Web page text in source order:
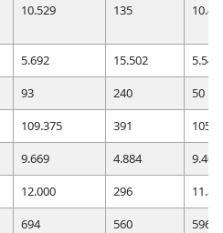
10.529 135
5.692 15.502
5.545
93 240
50
109.375 391
9.669 4.884
9.400
12.000 296
694 560
596